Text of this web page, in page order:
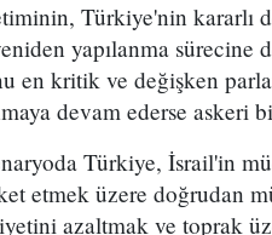
Türkiye'nin kararlı
yapılanma
en kritik ve değişken
devam ederse askeri
Türkiye, İsrail'in
etmek üzere doğrudan
azaltmak ve toprak